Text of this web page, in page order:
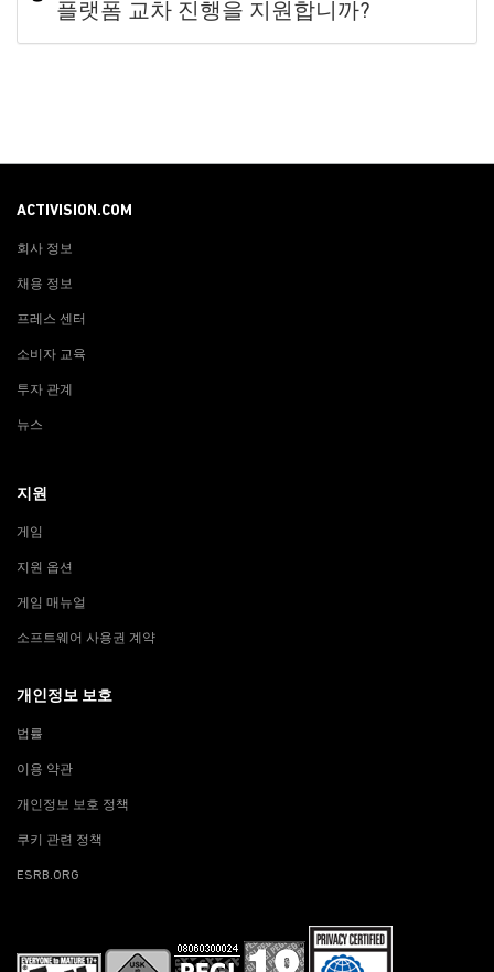
플랫폼 교차 진행을 지원합니까?
ACTIVISION.COM
회사 정보
채용 정보
프레스 센터
소비자 교육
투자 관계
뉴스
지원
게임
지원 옵션
게임 매뉴얼
소프트웨어 사용권 계약
개인정보 보호
법률
이용 약관
개인정보 보호 정책
쿠키 관련 정책
ESRB.ORG